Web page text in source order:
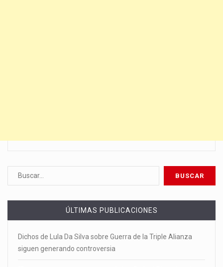
ÚLTIMAS PUBLICACIONES
Dichos de Lula Da Silva sobre Guerra de la Triple Alianza
siguen generando controversia